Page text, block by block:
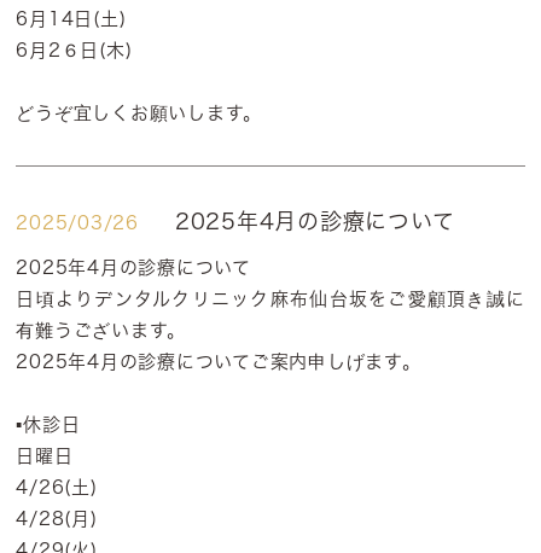
6月14日(土)
6月2６日(木)
どうぞ宜しくお願いします。
2025/03/26 2025年4月の診療について
2025年4月の診療について
日頃よりデンタルクリニック麻布仙台坂をご愛顧頂き誠に
有難うございます。
2025年4月の診療についてご案内申しげます。
▪️休診日
日曜日
4/26(土)
4/28(月)